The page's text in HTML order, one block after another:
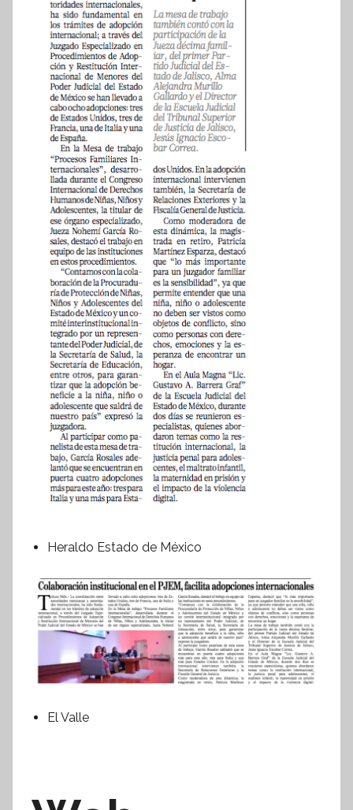
Heraldo Estado de México
El Valle